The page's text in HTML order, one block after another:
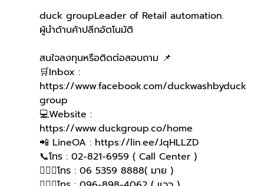
duck groupLeader of Retail automation.
ผู้นำด้านค้าปลีกอัตโนมัติ
สนใจลงทุนหรือติดต่อสอบถาม 📌
🛒Inbox :
https://www.facebook.com/duckwashbyduck
group
💻Website :
https://www.duckgroup.co/home
📲 LineOA : https://lin.ee/JqHLLZD
📞โทร : 02-821-6959 ( Call Center )
🙋🏻‍♀️โทร : 06 5359 8888( มาย )